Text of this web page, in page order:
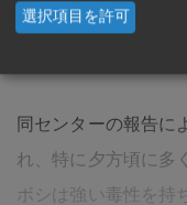
相談可能ください」
同センターの報告に
れ、特に夕方頃に多
ボシは強い毒性を持
選択項目を許可